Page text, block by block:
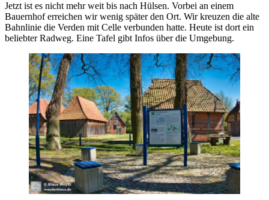
Jetzt ist es nicht mehr weit bis nach Hülsen. Vorbei an einem
Bauernhof erreichen wir wenig später den Ort. Wir kreuzen die alte
Bahnlinie die Verden mit Celle verbunden hatte. Heute ist dort ein
beliebter Radweg. Eine Tafel gibt Infos über die Umgebung.